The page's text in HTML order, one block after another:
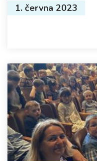
1. června 2023